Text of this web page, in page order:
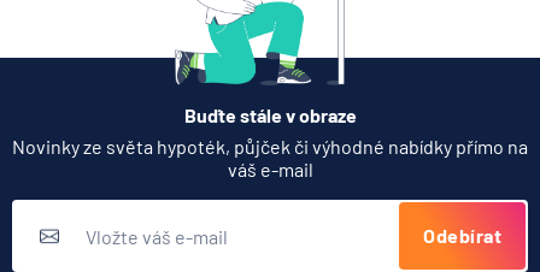
Buďte stále v obraze
Novinky ze světa hypoték, půjček či výhodné nabídky přímo na
váš e-mail
Odebírat